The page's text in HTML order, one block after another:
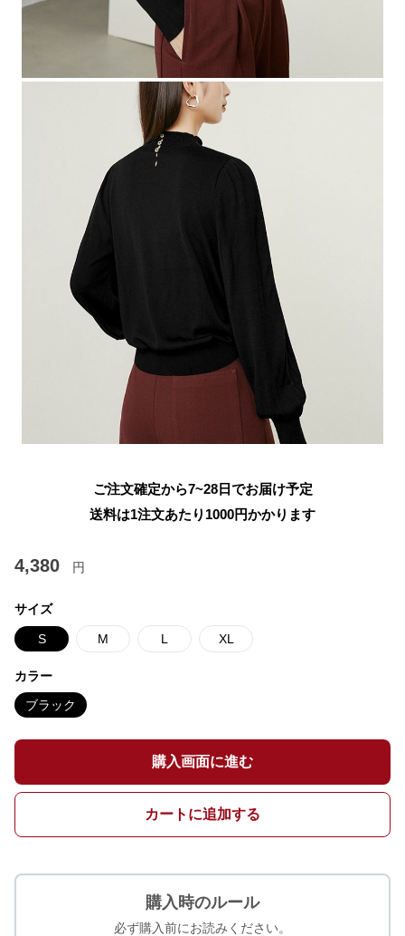
ご注文確定から7~28日でお届け予定
送料は1注文あたり 1000円かかります
4,380 円
サイズ
S M L XL
カラー
ブラック
購入画面に進む
カートに追加する
購入時のルール
必ず購入前にお読みください。